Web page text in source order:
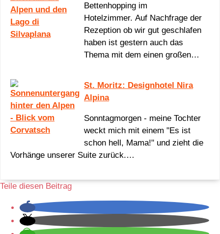
Bettenhopping im
Hotelzimmer. Auf Nachfrage der
Rezeption ob wir gut geschlafen
haben ist gestern auch das
Thema mit dem einen großen…
St. Moritz: Designhotel Nira
Alpina
Sonntagmorgen - meine Tochter
weckt mich mit einem "Es ist
schon hell, Mama!" und zieht die
Vorhänge unserer Suite zurück.…
Teile diesen Beitrag